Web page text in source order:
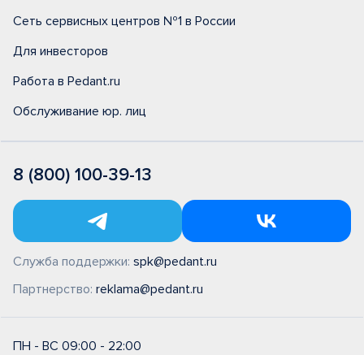
Сеть сервисных центров №1 в России
Для инвесторов
Работа в Pedant.ru
Обслуживание юр. лиц
8 (800) 100-39-13
Служба поддержки: spk@pedant.ru
Партнерство: reklama@pedant.ru
ПН - ВС 09:00 - 22:00